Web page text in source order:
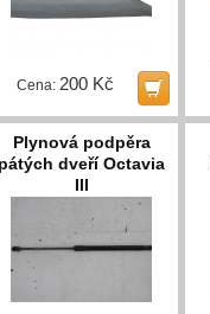
Cena: 200 Kč
Plynová podpěra
pátých dveří Octavia
III